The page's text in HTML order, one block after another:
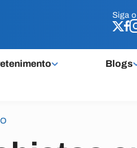
Siga o
Blogs
Siga o